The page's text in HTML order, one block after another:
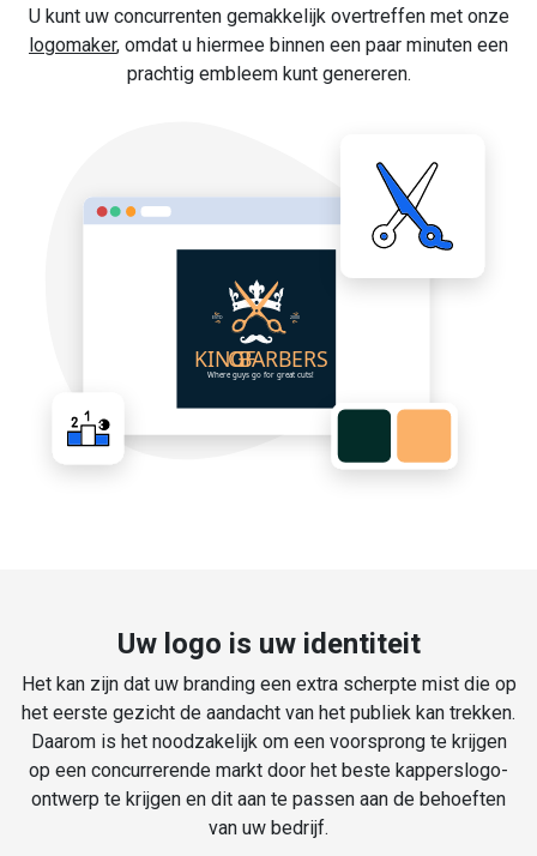
U kunt uw concurrenten gemakkelijk overtreffen met onze
logomaker, omdat u hiermee binnen een paar minuten een
prachtig embleem kunt genereren.
Uw logo is uw identiteit
Het kan zijn dat uw branding een extra scherpte mist die op
het eerste gezicht de aandacht van het publiek kan trekken.
Daarom is het noodzakelijk om een voorsprong te krijgen
op een concurrerende markt door het beste kapperslogo-
ontwerp te krijgen en dit aan te passen aan de behoeften
van uw bedrijf.